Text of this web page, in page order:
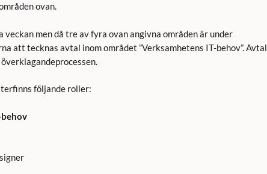
ovan.
men då tre av fyra ovan angivna områden är under
att tecknas avtal inom området ”Verksamhetens IT-behov”. Avtal
följande roller:
behov